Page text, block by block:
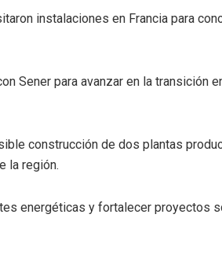
instalaciones en Francia para
Sener para avanzar en la transición
construcción de dos plantas
la región.
energéticas y fortalecer proyectos